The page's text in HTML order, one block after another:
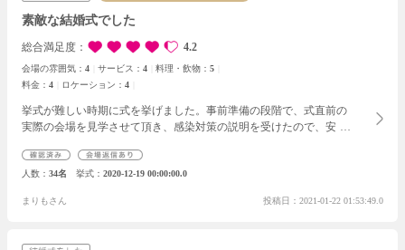
素敵な結婚式でした
総合満足度 4.2
会場の雰囲気： 4 サービス： 4 料理・飲物： 5
料金： 4 ロケーション： 4
挙式が難しい時期に式を挙げました。 事前準備の段階で、式直前の
実際の会場を見学させて頂き、感染対策の説明を受けたので、安心
全てのスタッフさんの対応が素晴らしく、打ち合わせやドレス選び
がスムーズに行えました。また、なんと言ってもお料理が美味し
帰りができたため、帰ってから夫と一緒に食べましたが、とても美
意しても大き過ぎるかと断念しようと思っていましたが、人数に合
人数 34名 挙式 2020-12-19 00:00:00.0
まりもさん 投稿日：2021-01-22 01:53:49.0